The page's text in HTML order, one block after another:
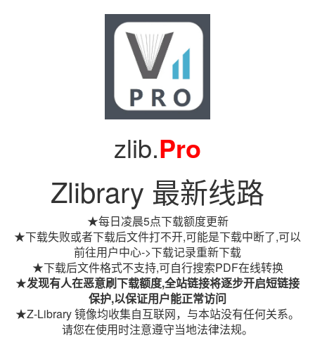
zlib.Pro
Zlibrary 最新线路
★每日凌晨5点下载额度更新
★下载失败或者下载后文件打不开,可能是下载中断了,可以
前往用户中心->下载记录重新下载
★下载后文件格式不支持,可自行搜索PDF在线转换
★发现有人在恶意刷下载额度,全站链接将逐步开启短链接
保护,以保证用户能正常访问
★Z-Library 镜像均收集自互联网，与本站没有任何关系。
请您在使用时注意遵守当地法律法规。